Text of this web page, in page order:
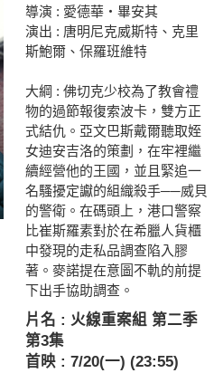
導演 : 愛德華‧畢安其
演出 : 唐明尼克威斯特、克里
斯鮑爾、保羅班維特
大綱 : 佛切克少校為了教會禮
物的過節報復索波卡，雙方正
式結仇。亞文巴斯戴爾聽取姪
女迪安吉洛的策劃，在牢裡繼
續經營他的王國，並且緊追一
名騷擾定讞的組織殺手──威貝
的警衛。在碼頭上，港口警察
比崔斯羅素對於在希臘人貨櫃
中發現的走私品調查陷入膠
著。麥諾提在意圖不軌的前提
下出手協助調查。
片名 : 火線重案組 第二季
第3集
首映 : 7/20(一) (23:55)